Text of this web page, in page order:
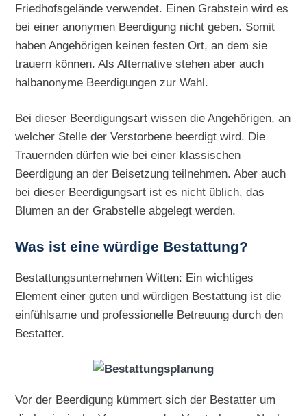
Friedhofsgelände verwendet. Einen Grabstein wird es
bei einer anonymen Beerdigung nicht geben. Somit
haben Angehörigen keinen festen Ort, an dem sie
trauern können. Als Alternative stehen aber auch
halbanonyme Beerdigungen zur Wahl.
Bei dieser Beerdigungsart wissen die Angehörigen, an
welcher Stelle der Verstorbene beerdigt wird. Die
Trauernden dürfen wie bei einer klassischen
Beerdigung an der Beisetzung teilnehmen. Aber auch
bei dieser Beerdigungsart ist es nicht üblich, das
Blumen an der Grabstelle abgelegt werden.
Was ist eine würdige Bestattung?
Bestattungsunternehmen Witten: Ein wichtiges
Element einer guten und würdigen Bestattung ist die
einfühlsame und professionelle Betreuung durch den
Bestatter.
Vor der Beerdigung kümmert sich der Bestatter um